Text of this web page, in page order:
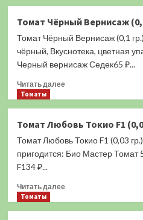
цена)
Черри
со
сливками
гр.)
Томат Чёрный Вернисаж
Томат Чёрный Вернисаж (0,1
чёрный, Вкуснотека, цветная
Черный вернисаж Седек65 ₽...
Читать далееПрочитать
Чёрный
Вернисаж
(0,1
цена)
Томаты
Томат Любовь Токио F1
Томат Любовь Токио F1 (0,03
пригодится: Био Мастер Томат
F134 ₽...
Читать далееПрочитать
Томаты